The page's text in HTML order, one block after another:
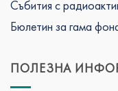
Събития с
Бюлетин за гама
ПОЛЕЗНА